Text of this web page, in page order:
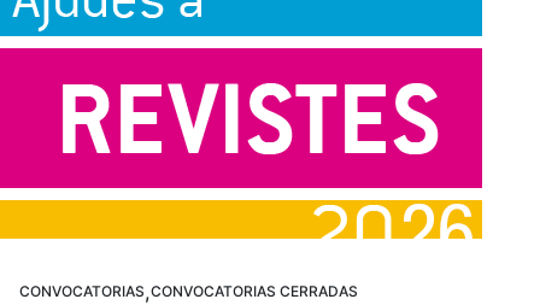
CONVOCATORIAS,CONVOCATORIAS CERRADAS